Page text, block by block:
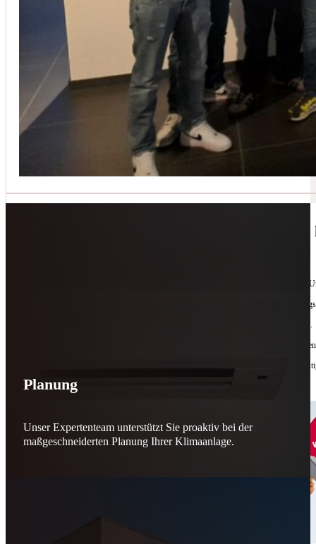
🔧 Geräte-Retter-Prämie – Weil
Manchmal braucht es nur eine zweite Chance. Für Geräte. Für Ressourcen. Für unsere
reparieren wir, was andere
Jede gerettete Maschine zählt. Jeder reparierte Motor wirkt. Jede Entscheidung macht
Reparieren statt wegwerfen. Verantwortung statt Verschwendung. Zukunft statt
Schicker. Wir bringen’s wieder zum Laufen.
Jetzt kontaktieren
Planung
Unser Expertenteam unterstützt Sie proaktiv bei der
maßgeschneiderten Planung Ihrer Klimaanlage.